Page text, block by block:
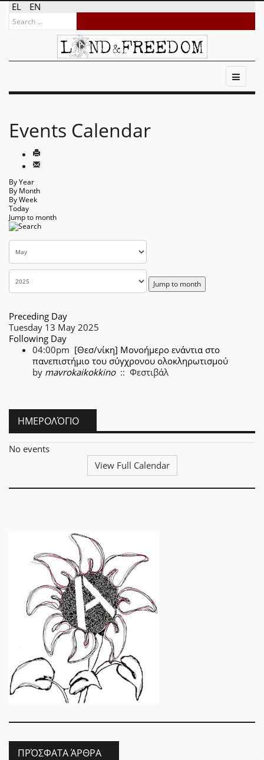
EL EN
Events Calendar
By Year
By Month
By Week
Today
Jump to month
Jump to month
Preceding Day
Tuesday 13 May 2025
Following Day
04:00pm [Θεσ/νίκη] Μονοήμερο ενάντια στο
πανεπιστήμιο του σύγχρονου ολοκληρωτισμού
by mavrokaikokkino:: Φεστιβάλ
ΗΜΕΡΟΛΌΓΙΟ
No events
View Full Calendar
ΠΡΌΣΦΑΤΑ ΆΡΘΡΑ